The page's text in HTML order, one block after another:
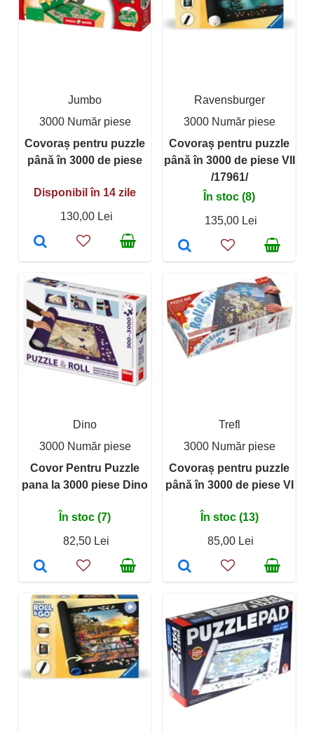
Jumbo
3000 Număr piese
Covoraș pentru puzzle
până în 3000 de piese
Disponibil în 14 zile
130,00 Lei
Ravensburger
3000 Număr piese
Covoraș pentru puzzle
până în 3000 de piese VII
/17961/
În stoc (8)
135,00 Lei
Dino
3000 Număr piese
Covor Pentru Puzzle
pana la 3000 piese Dino
În stoc (7)
82,50 Lei
Trefl
3000 Număr piese
Covoraș pentru puzzle
până în 3000 de piese VI
În stoc (13)
85,00 Lei